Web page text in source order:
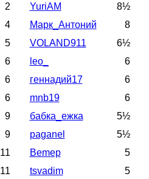
2 YuriAM 8½
4 Марк_Антоний 8
5 VOLAND911 6½
6 leo_ 6
6 геннадий17 6
6 mnb19 6
9 бабка_ежка 5½
9 paganel 5½
11 Bemep 5
11 tsvadim 5